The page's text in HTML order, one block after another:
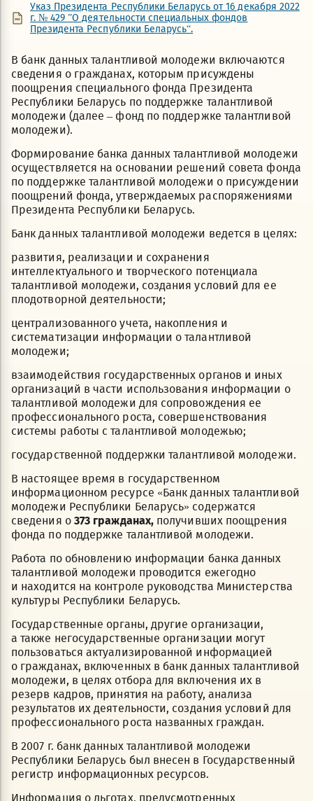
Указ Президента Республики Беларусь от 16 декабря 2022
г. № 429 ”О деятельности специальных фондов
Президента Республики Беларусь“.
В банк данных талантливой молодежи включаются
сведения о гражданах, которым присуждены
поощрения специального фонда Президента
Республики Беларусь по поддержке талантливой
молодежи (далее – фонд по поддержке талантливой
молодежи).
Формирование банка данных талантливой молодежи
осуществляется на основании решений совета фонда
по поддержке талантливой молодежи о присуждении
поощрений фонда, утверждаемых распоряжениями
Президента Республики Беларусь.
Банк данных талантливой молодежи ведется в целях:
развития, реализации и сохранения
интеллектуального и творческого потенциала
талантливой молодежи, создания условий для ее
плодотворной деятельности;
централизованного учета, накопления и
систематизации информации о талантливой
молодежи;
взаимодействия государственных органов и иных
организаций в части использования информации о
талантливой молодежи для сопровождения ее
профессионального роста, совершенствования
системы работы с талантливой молодежью;
государственной поддержки талантливой молодежи.
В настоящее время в государственном
информационном ресурсе «Банк данных талантливой
молодежи Республики Беларусь» содержатся
сведения о 373 гражданах, получивших поощрения
фонда по поддержке талантливой молодежи.
Работа по обновлению информации банка данных
талантливой молодежи проводится ежегодно
и находится на контроле руководства Министерства
культуры Республики Беларусь.
Государственные органы, другие организации,
а также негосударственные организации могут
пользоваться актуализированной информацией
о гражданах, включенных в банк данных талантливой
молодежи, в целях отбора для включения их в
резерв кадров, принятия на работу, анализа
результатов их деятельности, создания условий для
профессионального роста названных граждан.
В 2007 г. банк данных талантливой молодежи
Республики Беларусь был внесен в Государственный
регистр информационных ресурсов.
Информация о льготах, предусмотренных